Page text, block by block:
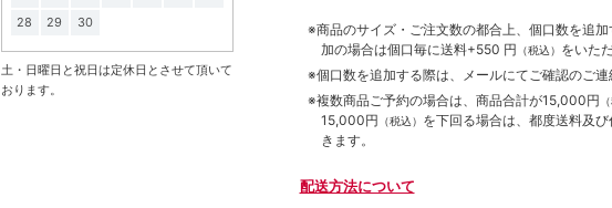
※商品のサイズ・ご注文数の都合上、個口数を追
加の場合は個口毎に送料+550 円 （税込） をいた
※個口数を追加する際は、メールにてご確認のご連
※複数商品ご予約の場合は、商品合計が15,000円
15,000円 （税込） を下回る場合は、都度送料及
きます。
配送方法について
28
29 30
土・日曜日と祝日は定休日とさせて頂いて
おります。